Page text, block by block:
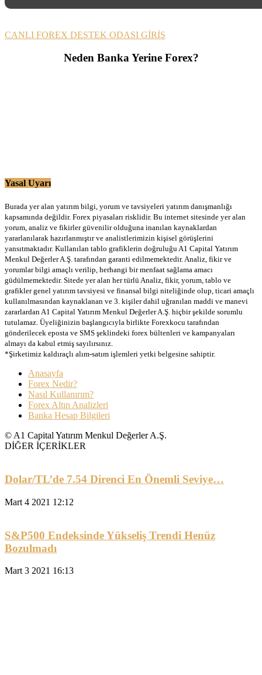
CANLI FOREX DESTEK ODASI GİRİŞ
Neden Banka Yerine Forex?
Yasal Uyarı
Burada yer alan yatırım bilgi, yorum ve tavsiyeleri yatırım danışmanlığı
kapsamında değildir. Forex piyasaları risklidir. Bu internet sitesinde yer alan
yorum, analiz ve fikirler güvenilir olduğuna inanılan kaynaklardan
yararlanılarak hazırlanmıştır ve analistlerimizin kişisel görüşlerini
yansıtmaktadır. Kullanılan tablo grafiklerin doğruluğu A1 Capital Yatırım
Menkul Değerler A.Ş. tarafından garanti edilmemektedir. Analiz, fikir ve
yorumlar bilgi amaçlı verilip, herhangi bir menfaat sağlama amacı
güdülmemektedir. Sitede yer alan her türlü Analiz, fikir, yorum, tablo ve
grafikler genel yatırım tavsiyesi ve finansal bilgi niteliğinde olup, ticari amaçlı
kullanılmasından kaynaklanan ve 3. kişiler dahil uğranılan maddi ve manevi
zararlardan A1 Capital Yatırım Menkul Değerler A.Ş. hiçbir şekilde sorumlu
tutulamaz. Üyeliğinizin başlangıcıyla birlikte Forexkocu tarafından
gönderilecek eposta ve SMS şeklindeki forex bültenleri ve kampanyaları
almayı da kabul etmiş sayılırsınız.
*Şirketimiz kaldıraçlı alım-satım işlemleri yetki belgesine sahiptir.
Anasayfa
Forex Nedir?
Nasıl Kullanırım?
Forex Altın Analizleri
Banka Hesap Bilgileri
© A1 Capital Yatırım Menkul Değerler A.Ş.
DİĞER İÇERİKLER
Dolar/TL’de 7.54 Direnci En Önemli Seviye…
Mart 4 2021 12:12
S&P500 Endeksinde Yükseliş Trendi Henüz
Bozulmadı
Mart 3 2021 16:13